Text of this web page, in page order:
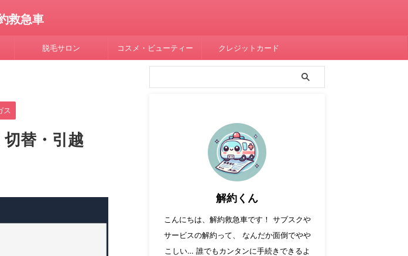
救急車
脱毛サロン コスメ・ビューティー クレジットカード
ス
替・引越
解約くん
こんにちは、解約救急車です！ サブスクや
サービスの解約って、 なんだか面倒でやや
こしい… 誰でもカンタンに手続きできるよ